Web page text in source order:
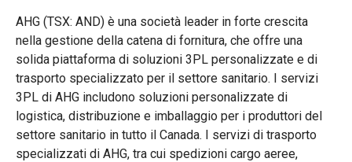
AHG (TSX: AND) è una società leader in forte crescita
nella gestione della catena di fornitura, che offre una
solida piattaforma di soluzioni 3PL personalizzate e di
trasporto specializzato per il settore sanitario. I servizi
3PL di AHG includono soluzioni personalizzate di
logistica, distribuzione e imballaggio per i produttori del
settore sanitario in tutto il Canada. I servizi di trasporto
specializzati di AHG, tra cui spedizioni cargo aeree,